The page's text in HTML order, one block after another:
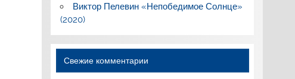
Виктор Пелевин «Непобедимое Солнце»
(2020)
Свежие комментарии